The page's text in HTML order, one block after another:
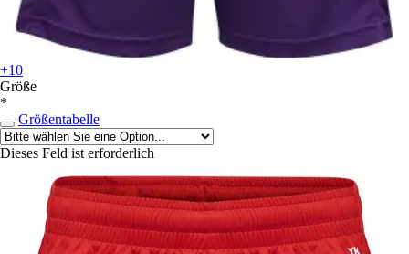
+10
Größe
*
Größentabelle
Dieses Feld ist erforderlich